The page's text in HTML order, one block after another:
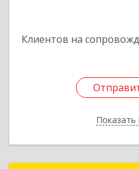
Клиентов на
Показать